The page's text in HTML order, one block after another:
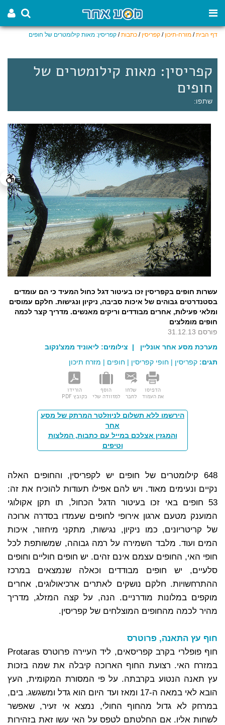
דף הבית/ מזרח-תיכון / קפריסין / כתבות/ קפריסין: מאות קילומטרים של חופים
קפריסין: מאות קילומטרים של
חופים
שתפו:
עשרות חופים בקפריסין זכו בעיטור דגל כחול המעיד כי הם עומדים
בסטנדרטים גבוהים של איכות סביבה, ניקיון ונגישות. חלקם עמוסים
ומלאי פעילות, אחרים מבודדים וריקים מאנשים. מדריך קצר לכמה
חופים מומלצים
פורסם 31.12.13
מערכת מסע אחר אונליין
| צילומים: ליאוניד ממצ'נקוב
תגים: קפריסין | חופי קפריסין | חופים | מזרח תיכון
הדפיסו
את העמוד
שלחו
לחבר
הוסף
למזוודה שלי
הורידו
כקובץ PDF
הירשמו ללא תשלום לניוזלטר המרתק של מסע
אחר
והמגזין אצלכם במייל עם כתבות, המלצות
וטיפים
648 קילומטרים של חופים יש לקפריסין, והחופים האלה
נקיים ונעימים מאוד. ויש להם אפילו תעודות להוכיח את זה:
53 חופים באי זכו בעיטור הדגל הכחול, תו תקן אקולוגי
המוענק מטעם ארגון אירופי לחופים שעמדו בסדרה ארוכה
של קריטריונים, כמו ניקיון, נגישות, מתקני מיחזור, איכות
המים ועוד. מלבד השמירה על רמה גבוהה, שמשותפת לכל
חופי האי, החופים עצמם אינם זהים. יש חופים חוליים וחופים
סלעיים, יש חופים מבודדים וכאלה שנמצאים במרכז
ההתרחשויות. חלקם נושקים לאתרים ארכיאולוגים, אחרים
מוקפים במלונות מודרניים. הנה, על קצה המזלג, מדריך
מהיר לכמה מהחופים המוצלחים של קפריסין.
חוף עץ התאנה, פרוטרס
חוף פופלרי בקרב קפריסאים, ליד העיירה פרוטרס Protaras
במזרח האי. רצועת החוף הארוכה קיבלה את שמה בזכות
עץ תאנה הנטוע בקרבתה. על פי המסורת המקומית, העץ
הובא לאי במאה ה-17 ומאז ועד היום הוא גדל ומשגשג. בים,
במרחק לא גדול מהחוף החולי, נמצא אי זעיר, שאפשר
לשחות אליו. אם החלטתם לטפס על האי עשו זאת בזהירות